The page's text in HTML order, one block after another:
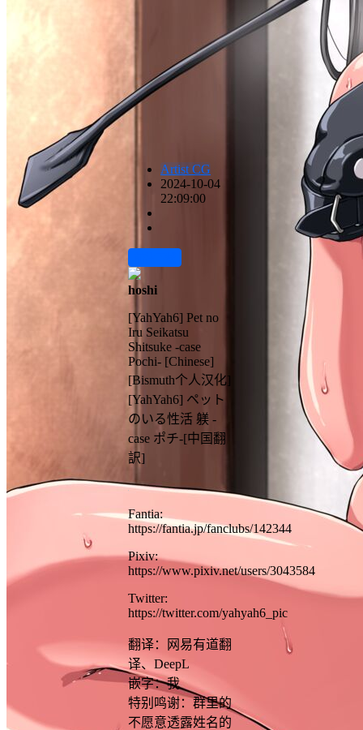
Artist CG
2024-10-04
22:09:00
hoshi
[YahYah6] Pet no
Iru Seikatsu
Shitsuke -case
Pochi- [Chinese]
[Bismuth个人汉化]
[YahYah6] ペット
のいる性活 躾 -
case ポチ-[中国翻
訳]
Fantia:
https://fantia.jp/fanclubs/142344
Pixiv:
https://www.pixiv.net/users/3043584
Twitter:
https://twitter.com/yahyah6_pic
翻译：网易有道翻
译、DeepL
嵌字：我
特别鸣谢：群里的
不愿意透露姓名的